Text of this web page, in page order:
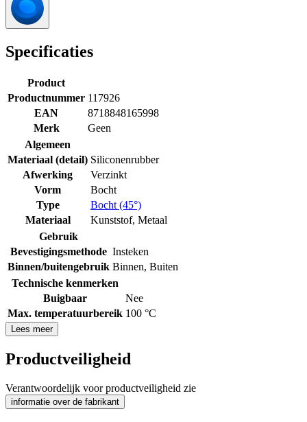
Specificaties
Product
Productnummer 117926
EAN
8718848165998
Merk
Geen
Algemeen
Materiaal (detail) Siliconenrubber
Afwerking
Verzinkt
Vorm
Bocht
Type
Bocht (45°)
Materiaal
Kunststof, Metaal
Gebruik
Bevestigingsmethode Insteken
Binnen/buitengebruik Binnen, Buiten
Technische kenmerken
Buigbaar
Nee
Max. temperatuurbereik 100 °C
Lees meer
Productveiligheid
Verantwoordelijk voor productveiligheid zie
informatie over de fabrikant